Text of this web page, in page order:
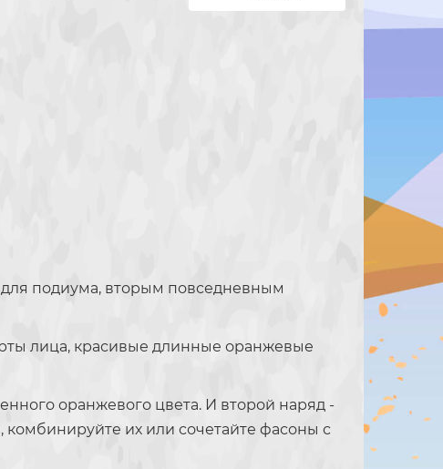
подиума, вторым повседневным
лица, красивые длинные оранжевые
оранжевого цвета. И второй наряд -
их или сочетайте фасоны с